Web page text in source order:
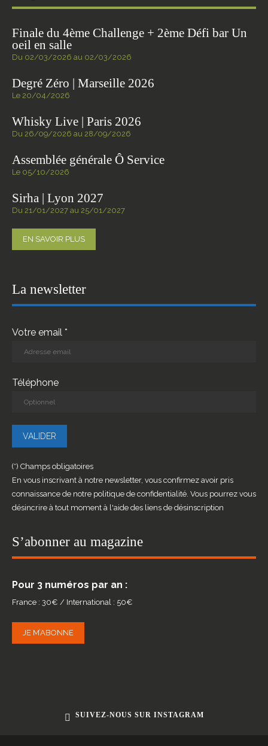
Finale du 4ème Challenge + 2ème Défi bar Un
oeil en salle
Du 02/03/2026 au 02/03/2026
Degré Zéro | Marseille 2026
Le 20/04/2026
Whisky Live | Paris 2026
Du 26/09/2026 au 28/09/2026
Assemblée générale Ô Service
Le 05/10/2026
Sirha | Lyon 2027
Du 21/01/2027 au 25/01/2027
EN SAVOIR PLUS
La newsletter
Votre email *
Téléphone
(*) Champs obligatoires
En vous inscrivant à notre newsletter, vous confirmez avoir pris
connaissance de notre politique de confidentialité. Vous pourrez vous
désincrire à tout moment à l'aide des liens de désinscription
S’abonner au magazine
Pour 3 numéros par an :
France : 30€ / International : 50€
JE M’ABONNE
SUIVEZ-NOUS SUR INSTAGRAM